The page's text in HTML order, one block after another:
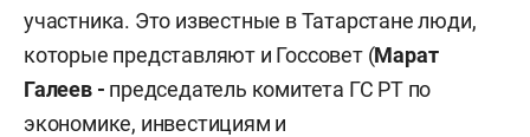
участника. Это известные в Татарстане люди,
которые представляют и Госсовет (Марат
Галеев - председатель комитета ГС РТ по
экономике, инвестициям и